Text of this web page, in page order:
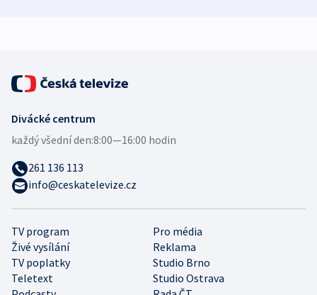
TV program
Pro média
Živé vysílání
Reklama
TV poplatky
Studio Brno
Teletext
Studio Ostrava
Divácké centrum
každý všední den:8:00—16:00 hodin
261 136 113
info@ceskatelevize.cz